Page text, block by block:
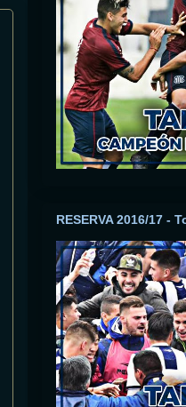
RESERVA 2016/17 -